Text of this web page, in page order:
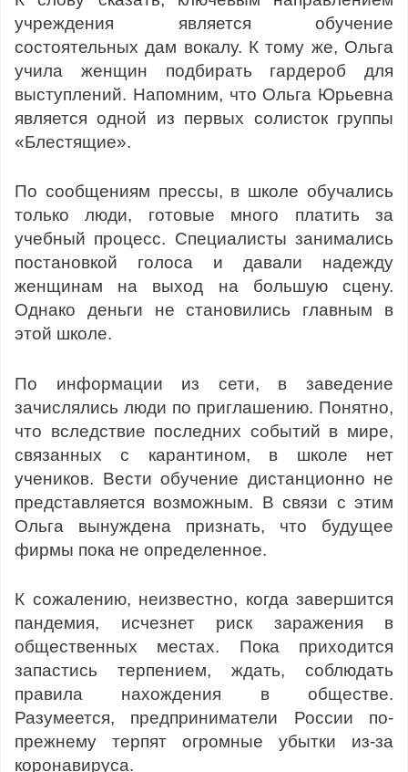
учреждения является обучение
состоятельных дам вокалу. К тому же, Ольга
учила женщин подбирать гардероб для
выступлений. Напомним, что Ольга Юрьевна
является одной из первых солисток группы
«Блестящие».
По сообщениям прессы, в школе обучались
только люди, готовые много платить за
учебный процесс. Специалисты занимались
постановкой голоса и давали надежду
женщинам на выход на большую сцену.
Однако деньги не становились главным в
этой школе.
По информации из сети, в заведение
зачислялись люди по приглашению. Понятно,
что вследствие последних событий в мире,
связанных с карантином, в школе нет
учеников. Вести обучение дистанционно не
представляется возможным. В связи с этим
Ольга вынуждена признать, что будущее
фирмы пока не определенное.
К сожалению, неизвестно, когда завершится
пандемия, исчезнет риск заражения в
общественных местах. Пока приходится
запастись терпением, ждать, соблюдать
правила нахождения в обществе.
Разумеется, предприниматели России по-
прежнему терпят огромные убытки из-за
коронавируса.